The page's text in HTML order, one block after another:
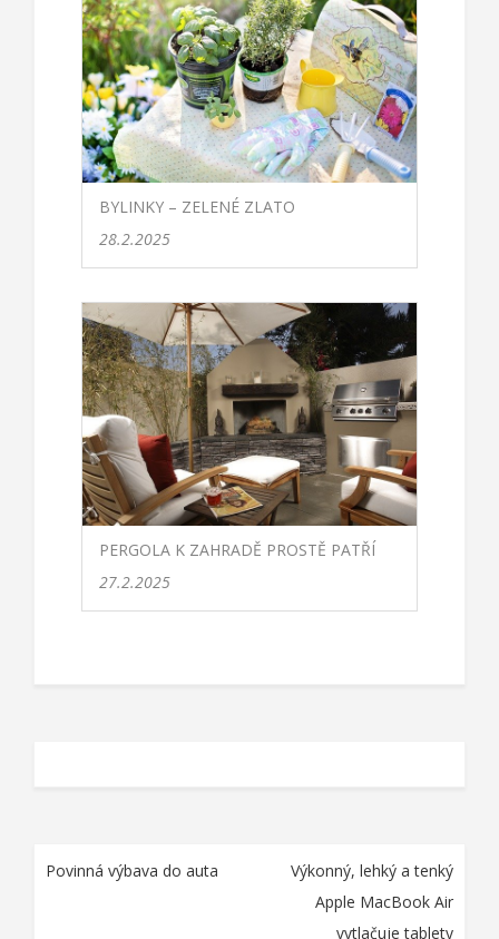
BYLINKY – ZELENÉ ZLATO
28.2.2025
PERGOLA K ZAHRADĚ PROSTĚ PATŘÍ
27.2.2025
Navigace
Povinná výbava do auta
Výkonný, lehký a tenký
Apple MacBook Air
vytlačuje tablety